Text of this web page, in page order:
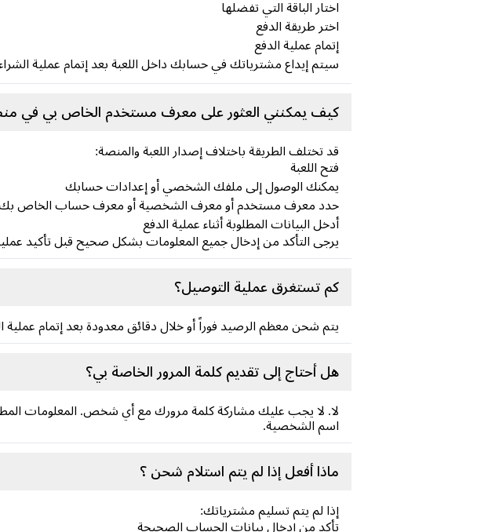
اختار الباقة التي تفضلها
اختر طريقة الدفع
إتمام عملية الدفع
سيتم إيداع مشترياتك في حسابك داخل اللعبة بعد إتمام عملية
كيف يمكنني العثور على معرف مستخدم الخاص بي في
قد تختلف الطريقة باختلاف إصدار اللعبة والمنصة:
فتح اللعبة
يمكنك الوصول إلى ملفك الشخصي أو إعدادات حسابك
حدد معرف مستخدم أو معرف الشخصية أو معرف حساب الخاص
أدخل البيانات المطلوبة أثناء عملية الدفع
يرجى التأكد من إدخال جميع المعلومات بشكل صحيح قبل تأكيد
كم تستغرق عملية التوصيل؟
يتم شحن معظم الرصيد فوراً أو خلال دقائق معدودة بعد إتمام
هل أحتاج إلى تقديم كلمة المرور الخاصة بي؟
لا. لا يجب عليك مشاركة كلمة مرورك مع أي شخص. المعلومات
اسم الشخصية.
ماذا أفعل إذا لم يتم استلام شحن ؟
إذا لم يتم تسليم مشترياتك:
تأكد من إدخال بيانات الحساب الصحيحة